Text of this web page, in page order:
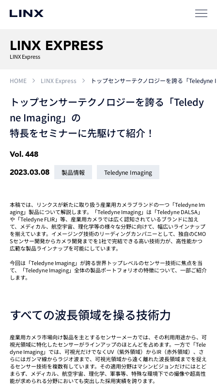
新卒採用
LINX EXPRESS
LINX Express
HOME LINX Express トップセンサーテクノロジーを誇る「
トップセンサーテクノロジーを誇る「Teledy
ne Imaging」の
特長をセミナーに先駆けて紹介！
Vol. 448
2023.03.08
製品情報 Teledyne Imaging
本稿では、リンクスが新たに取り扱う産業用カメラブランドの一つ「Teledyne Im
aging」製品について解説します。「Teledyne Imaging」は「Teledyne DALSA」
や「Teledyne FLIR」等、産業用カメラでは広く認知されているブランドに加え
て、メディカル、航空宇宙、理化学等の様々な分野に向けて、幅広いラインナップ
を揃えています。イメージング技術のリーディングカンパニーとして、独自のCMO
Sセンサー開発からカメラ開発までを1社で完結できる高い技術力が、高性能かつ
広範な製品ラインナップを可能にしています。
今回は「Teledyne Imaging」が誇る世界トップレベルのセンサー技術に焦点を当
て、「Teledyne Imaging」全体の製品ポートフォリオの特徴について、一部ご紹介
します。
すべての波長領域を操る技術力
産業用カメラ市場向け製品を主とするセンサーメーカでは、その利用用途から、可
視光領域に特化したセンサーがラインアップのほとんどを占めます。一方で「Tele
dyne Imaging」では、可視光だけでなくUV（紫外領域）からIR（赤外領域）、さ
らにはガンマ線からラジオ波まで、可視光領域から遠く離れた波長領域までを捉え
るセンサー技術を複数有しています。その適用分野はマシンビジョンだけにはとど
まらず、メディカル、航空宇宙、理化学、軍事等、特殊な環境下での撮像や超高性
能が求められる分野においても突出した採用実績を誇ります。